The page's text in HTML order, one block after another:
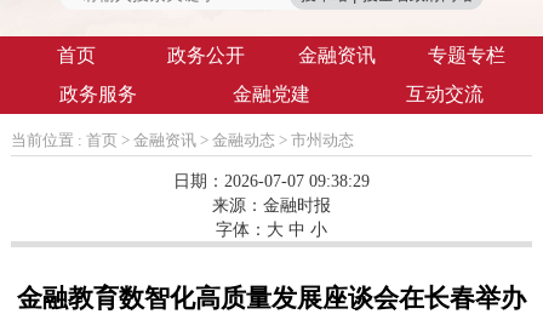
首页 政务公开 金融资讯
专题专栏
政务服务
金融党建 互动交流
当前位置 : 首页 > 金融资讯> 金融动态 > 市州动态
日期：2026-07-07 09:38:29
来源： 金融时报
字体： 大 中 小
金融教育数智化高质量发展座谈会在长春举办